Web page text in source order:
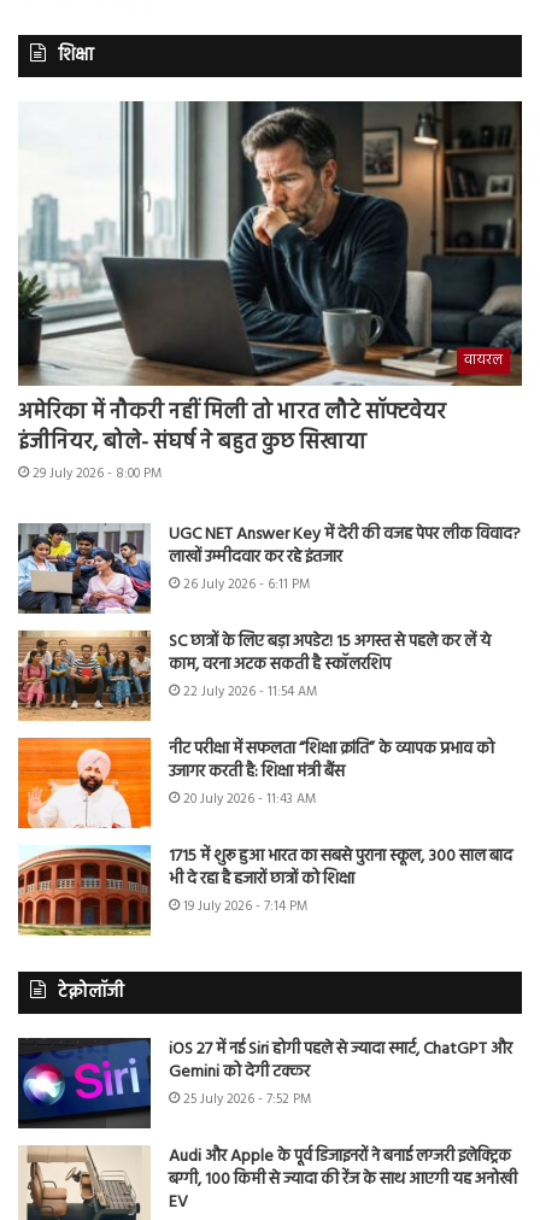
शिक्षा
वायरल
अमेरिका में नौकरी नहीं मिली तो भारत लौटे सॉफ्टवेयर
इंजीनियर, बोले- संघर्ष ने बहुत कुछ सिखाया
29 July 2026 - 8:00 PM
UGC NET Answer Key में देरी की वजह पेपर लीक विवाद?
लाखों उम्मीदवार कर रहे इंतजार
26 July 2026 - 6:11 PM
SC छात्रों के लिए बड़ा अपडेट! 15 अगस्त से पहले कर लें ये
काम, वरना अटक सकती है स्कॉलरशिप
22 July 2026 - 11:54 AM
नीट परीक्षा में सफलता “शिक्षा क्रांति” के व्यापक प्रभाव को
उजागर करती है: शिक्षा मंत्री बैंस
20 July 2026 - 11:43 AM
1715 में शुरू हुआ भारत का सबसे पुराना स्कूल, 300 साल बाद
भी दे रहा है हजारों छात्रों को शिक्षा
19 July 2026 - 7:14 PM
टेक्नोलॉजी
iOS 27 में नई Siri होगी पहले से ज्यादा स्मार्ट, ChatGPT और
Gemini को देगी टक्कर
25 July 2026 - 7:52 PM
Audi और Apple के पूर्व डिजाइनरों ने बनाई लग्जरी इलेक्ट्रिक
बग्गी, 100 किमी से ज्यादा की रेंज के साथ आएगी यह अनोखी
EV